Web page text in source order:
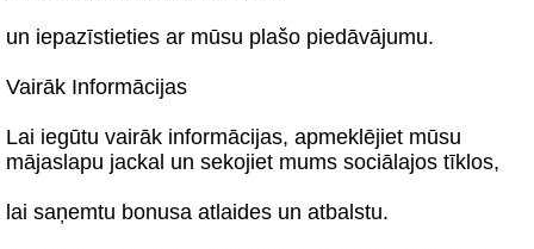
un iepazīstieties ar mūsu plašo piedāvājumu.
Vairāk Informācijas
Lai iegūtu vairāk informācijas, apmeklējiet mūsu
mājaslapu jackal un sekojiet mums sociālajos tīklos,
lai saņemtu bonusa atlaides un atbalstu.